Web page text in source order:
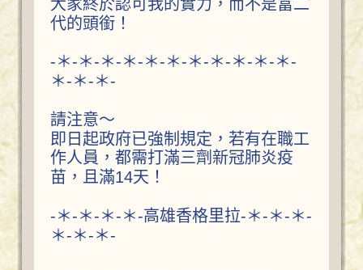
大家終於認可我的實力，而不是富二
代的頭銜！
-＊-＊-＊-＊-＊-＊-＊-＊-＊-＊-＊-
＊-＊-＊-
請注意～
即日起政府已強制規定，若有在職工
作人員，都需打滿三劑新冠肺炎疫
苗，且滿14天！
-＊-＊-＊-＊-高雄香格里拉-＊-＊-＊-
＊-＊-＊-